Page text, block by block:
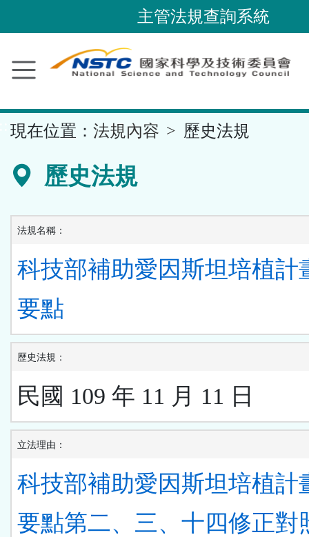
到
要
容
區
主管法規查詢系統
現在位置： 法規內容 歷史法規
歷史法規
法規名稱：
科技部補助愛因斯坦培植計
要點
歷史法規：
民國 109 年 11 月 11 日
立法理由：
科技部補助愛因斯坦培植計
要點第二、三、十四修正對